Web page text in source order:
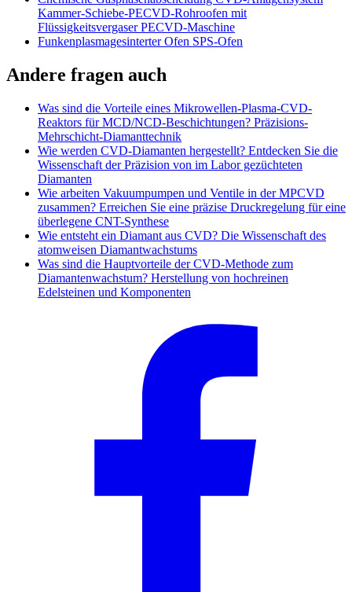
Kammer-Schiebe-PECVD-Rohroofen mit
Flüssigkeitsvergaser PECVD-Maschine
Funkenplasmagesinterter Ofen SPS-Ofen
Andere fragen auch
Was sind die Vorteile eines Mikrowellen-Plasma-CVD-
Reaktors für MCD/NCD-Beschichtungen? Präzisions-
Mehrschicht-Diamanttechnik
Wie werden CVD-Diamanten hergestellt? Entdecken Sie die
Wissenschaft der Präzision von im Labor gezüchteten
Diamanten
Wie arbeiten Vakuumpumpen und Ventile in der MPCVD
zusammen? Erreichen Sie eine präzise Druckregelung für eine
überlegene CNT-Synthese
Wie entsteht ein Diamant aus CVD? Die Wissenschaft des
atomweisen Diamantwachstums
Was sind die Hauptvorteile der CVD-Methode zum
Diamantenwachstum? Herstellung von hochreinen
Edelsteinen und Komponenten